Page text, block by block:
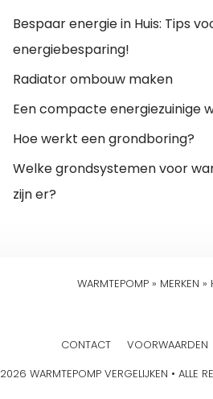
Bespaar energie in Huis: Tips
energiebesparing!
Radiator ombouw maken
Een compacte energiezuinige
Hoe werkt een grondboring?
Welke grondsystemen voor
zijn er?
WARMTEPOMP» MERKEN »
CONTACT VOORWAARDEN
WARMTEPOMP VERGELIJKEN • ALLE